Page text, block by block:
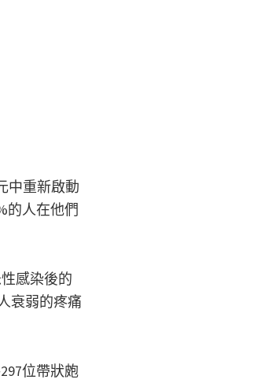
中重新啟動
的人在他們
感染後的
衰弱的疼痛
位帶狀皰